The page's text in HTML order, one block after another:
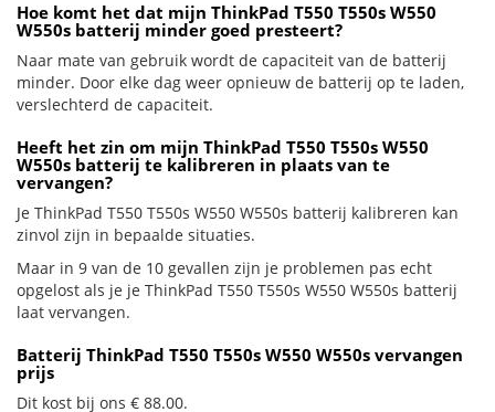
Hoe komt het dat mijn ThinkPad T550 T550s W550
W550s batterij minder goed presteert?
Naar mate van gebruik wordt de capaciteit van de batterij
minder. Door elke dag weer opnieuw de batterij op te laden,
verslechterd de capaciteit.
Heeft het zin om mijn ThinkPad T550 T550s W550
W550s batterij te kalibreren in plaats van te
vervangen?
Je ThinkPad T550 T550s W550 W550s batterij kalibreren kan
zinvol zijn in bepaalde situaties.
Maar in 9 van de 10 gevallen zijn je problemen pas echt
opgelost als je je ThinkPad T550 T550s W550 W550s batterij
laat vervangen.
Batterij ThinkPad T550 T550s W550 W550s vervangen
prijs
Dit kost bij ons € 88.00.